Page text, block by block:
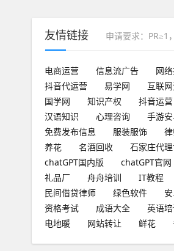
友情链接 申请要求：PR≥1
电商运营 信息流广告 网
抖音代运营
易学网 互联
国学网
知识产权 抖音运营
汉语知识
心理咨询 手游
免费发布信息
服装服饰
养花
名酒回收 石家庄代
chatGPT国内版
chatGPT官网
礼品厂
舟舟培训 IT教程
民间借贷律师
绿色软件
资格考试
成语大全 英语
电地暖
网站转让 鲜花